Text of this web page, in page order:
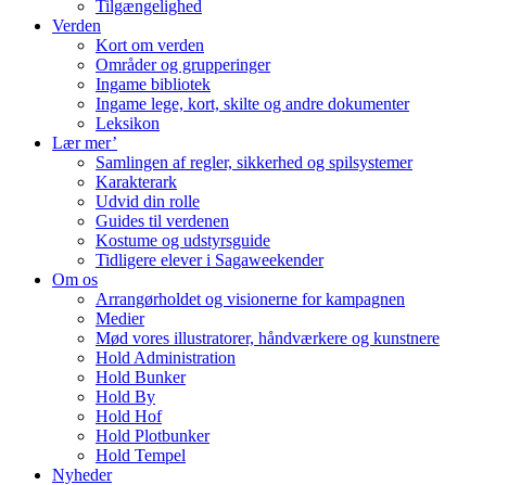
Tilgængelighed
Verden
Kort om verden
Områder og grupperinger
Ingame bibliotek
Ingame lege, kort, skilte og andre dokumenter
Leksikon
Lær mer’
Samlingen af regler, sikkerhed og spilsystemer
Karakterark
Udvid din rolle
Guides til verdenen
Kostume og udstyrsguide
Tidligere elever i Sagaweekender
Om os
Arrangørholdet og visionerne for kampagnen
Medier
Mød vores illustratorer, håndværkere og kunstnere
Hold Administration
Hold Bunker
Hold By
Hold Hof
Hold Plotbunker
Hold Tempel
Nyheder